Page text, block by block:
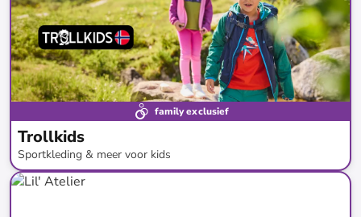
family exclusief
Trollkids
Sportkleding & meer voor kids
tot-49%*